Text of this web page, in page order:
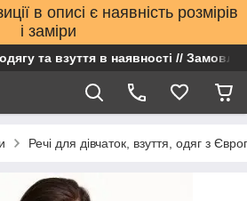
в описі є наявність розмірів
і заміри
та взуття в наявності //
Речі для дівчаток, взуття, одяг з